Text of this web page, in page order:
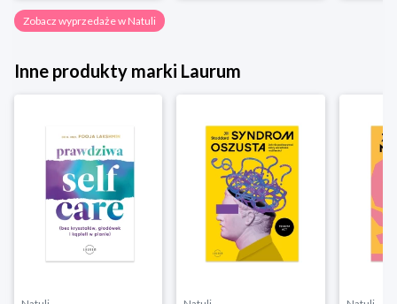
Zobacz wyprzedaże w Natuli
Inne produkty marki Laurum